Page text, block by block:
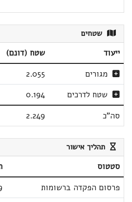
שטחים
ייעוד שטח (דונם)
מגורים
2.055
שטח לדרכים
0.194
סה"כ
2.249
תהליך אישור
סטטוס
פרסום הפקדה ברשומות